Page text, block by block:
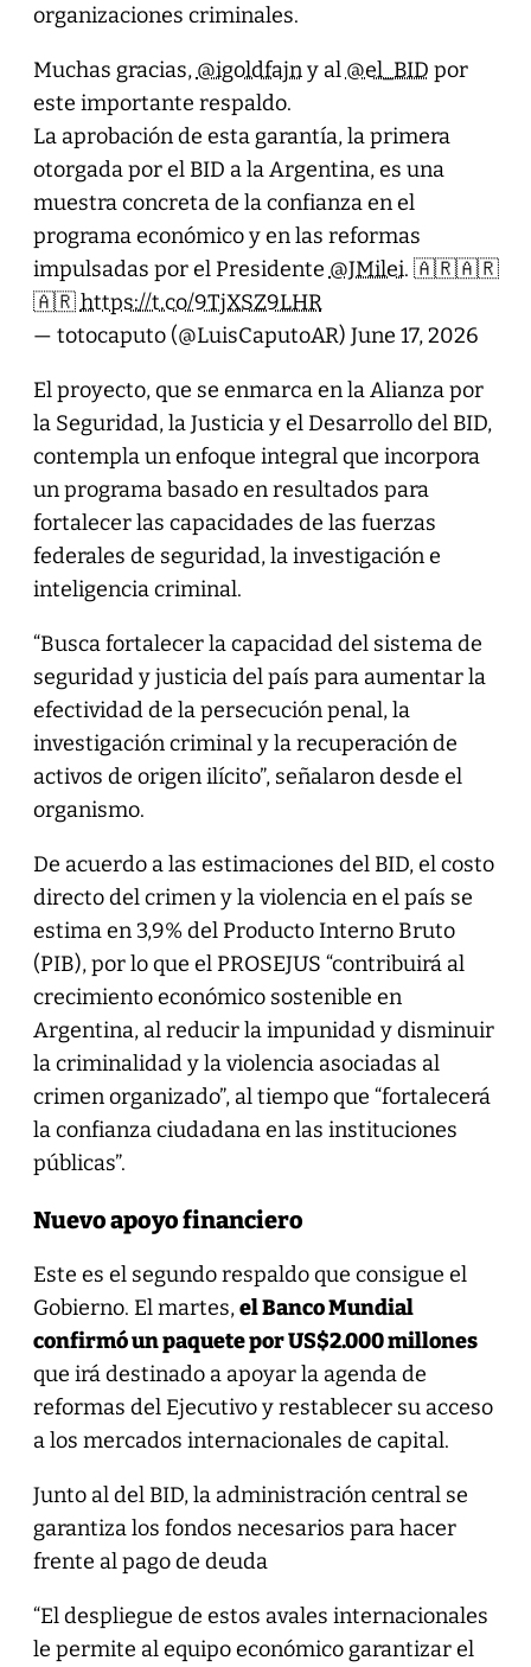
organizaciones criminales.
Muchas gracias, @igoldfajny al @el_BID por
este importante respaldo.
La aprobación de esta garantía, la primera
otorgada por el BID a la Argentina, es una
muestra concreta de la confianza en el
programa económico y en las reformas
impulsadas por el Presidente @JMilei. 🇦🇷🇦🇷
🇦🇷https://t.co/9TjXSZ9LHR
— totocaputo (@LuisCaputoAR) June 17, 2026
El proyecto, que se enmarca en la Alianza por
la Seguridad, la Justicia y el Desarrollo del BID,
contempla un enfoque integral que incorpora
un programa basado en resultados para
fortalecer las capacidades de las fuerzas
federales de seguridad, la investigación e
inteligencia criminal.
“Busca fortalecer la capacidad del sistema de
seguridad y justicia del país para aumentar la
efectividad de la persecución penal, la
investigación criminal y la recuperación de
activos de origen ilícito”, señalaron desde el
organismo.
De acuerdo a las estimaciones del BID, el costo
directo del crimen y la violencia en el país se
estima en 3,9% del Producto Interno Bruto
(PIB), por lo que el PROSEJUS “contribuirá al
crecimiento económico sostenible en
Argentina, al reducir la impunidad y disminuir
la criminalidad y la violencia asociadas al
crimen organizado”, al tiempo que “fortalecerá
la confianza ciudadana en las instituciones
públicas”.
Nuevo apoyo financiero
Este es el segundo respaldo que consigue el
Gobierno. El martes,el Banco Mundial
confirmó un paquete por US$2.000 millones
que irá destinado a apoyar la agenda de
reformas del Ejecutivo y restablecer su acceso
a los mercados internacionales de capital.
Junto al del BID, la administración central se
garantiza los fondos necesarios para hacer
frente al pago de deuda
“El despliegue de estos avales internacionales
le permite al equipo económico garantizar el